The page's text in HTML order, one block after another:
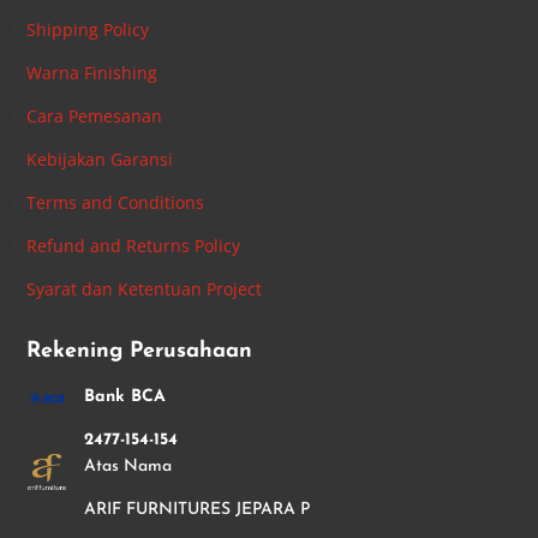
Shipping Policy
Warna Finishing
Cara Pemesanan
Kebijakan Garansi
Terms and Conditions
Refund and Returns Policy
Syarat dan Ketentuan Project
Rekening Perusahaan
Bank BCA
2477-154-154
Atas Nama
ARIF FURNITURES JEPARA P